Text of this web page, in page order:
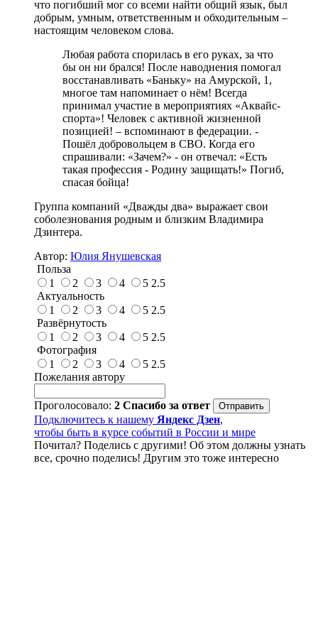
что погибший мог со всеми найти общий язык, был
добрым, умным, ответственным и обходительным –
настоящим человеком слова.
Любая работа спорилась в его руках, за что
бы он ни брался! После наводнения помогал
восстанавливать «Баньку» на Амурской, 1,
многое там напоминает о нём! Всегда
принимал участие в мероприятиях «Аквайс-
спорта»! Человек с активной жизненной
позицией! – вспоминают в федерации. -
Пошёл добровольцем в СВО. Когда его
спрашивали: «Зачем?» - он отвечал: «Есть
такая профессия - Родину защищать!» Погиб,
спасая бойца!
Группа компаний «Дважды два» выражает свои
соболезнования родным и близким Владимира
Дзинтера.
Автор: Юлия Янушевская
Польза
1
2 3 4 5 2.5
Актуальность
1
2 3 4 5 2.5
Развёрнутость
1
2 3 4 5 2.5
Фотография
1
2 3 4 5 2.5
Пожелания автору
Проголосовало: 2 Спасибо за ответ
Подключитесь к нашему Яндекс Дзен,
чтобы быть в курсе событий в России и мире
Почитал? Поделись с другими! Об этом должны узнать
все, срочно поделись! Другим это тоже интересно